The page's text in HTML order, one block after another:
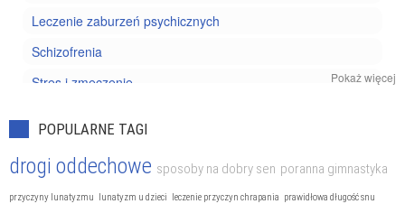
Leczenie zaburzeń psychicznych
Schizofrenia
Stres i zmęczenie
Zaburzenia odżywiania
Pokaż więcej
POPULARNE TAGI
drogi oddechowe sposoby na dobry sen poranna gimnastyka
przyczyny lunatyzmu lunatyzm u dzieci leczenie przyczyn chrapania prawidłowa długość snu